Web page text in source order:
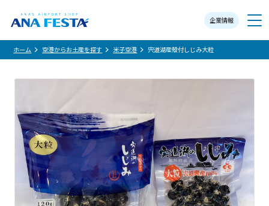
企業情報
メニュー
ホーム 空港からお土産を探す 米子空港 宍道湖産殻付しじみ大粒